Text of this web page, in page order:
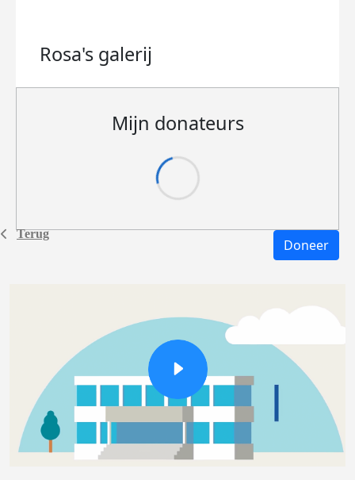
Terug
Rosa's galerij
Mijn donateurs
Doneer